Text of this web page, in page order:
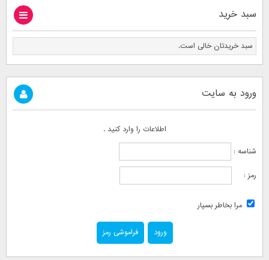
سبد خرید
سبد خریدتان خالی است.
ورود به سایت
اطلاعات را وارد کنید .
شناسه :
رمز :
مرا بخاطر بسپار
فراموشی رمز